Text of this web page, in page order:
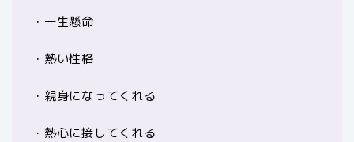
・一生懸命
・熱い性格
・親身になってくれる
・熱心に接してくれる